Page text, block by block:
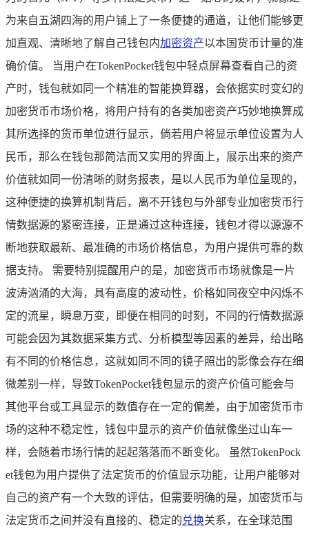
为来自五湖四海的用户铺上了一条便捷的通道，让他们能够更
加直观、清晰地了解自己钱包内加密资产以本国货币计量的准
确价值。 当用户在TokenPocket钱包中轻点屏幕查看自己的资
产时，钱包就如同一个精准的智能换算器，会依据实时变幻的
加密货币市场价格，将用户持有的各类加密资产巧妙地换算成
其所选择的货币单位进行显示，倘若用户将显示单位设置为人
民币，那么在钱包那简洁而又实用的界面上，展示出来的资产
价值就如同一份清晰的财务报表，是以人民币为单位呈现的，
这种便捷的换算机制背后，离不开钱包与外部专业加密货币行
情数据源的紧密连接，正是通过这种连接，钱包才得以源源不
断地获取最新、最准确的市场价格信息，为用户提供可靠的数
据支持。 需要特别提醒用户的是，加密货币市场就像是一片
波涛汹涌的大海，具有高度的波动性，价格如同夜空中闪烁不
定的流星，瞬息万变，即便在相同的时刻，不同的行情数据源
可能会因为其数据采集方式、分析模型等因素的差异，给出略
有不同的价格信息，这就如同不同的镜子照出的影像会存在细
微差别一样，导致TokenPocket钱包显示的资产价值可能会与
其他平台或工具显示的数值存在一定的偏差，由于加密货币市
场的这种不稳定性，钱包中显示的资产价值就像坐过山车一
样，会随着市场行情的起起落落而不断变化。 虽然TokenPock
et钱包为用户提供了法定货币的价值显示功能，让用户能够对
自己的资产有一个大致的评估，但需要明确的是，加密货币与
法定货币之间并没有直接的、稳定的兑换关系，在全球范围